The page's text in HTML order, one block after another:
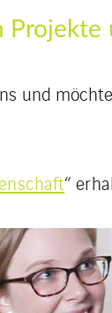
und
“